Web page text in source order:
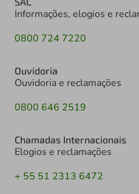
Informações, elogios e
0800 724 7220
Ouvidoria
Ouvidoria e reclamações
0800 646 2519
Chamadas Internacionais
Elogios e reclamações
+ 55 51 2313 6472